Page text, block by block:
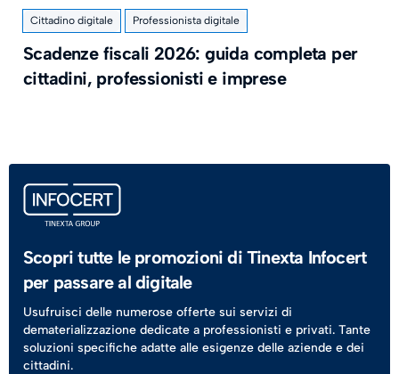
Cittadino digitale Professionista digitale
​Scadenze fiscali 2026: guida completa per
cittadini, professionisti e imprese
Scopri tutte le promozioni di Tinexta Infocert
per passare al digitale
Usufruisci delle numerose offerte sui servizi di
dematerializzazione dedicate a professionisti e privati. Tante
soluzioni specifiche adatte alle esigenze delle aziende e dei
cittadini.